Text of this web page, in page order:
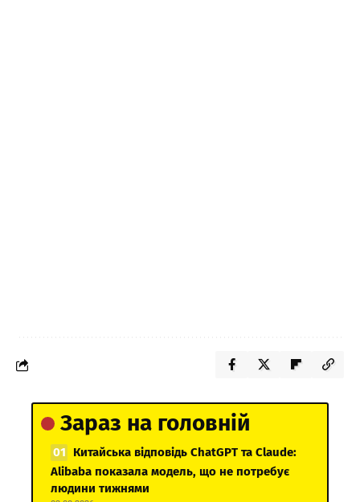
Зараз на головній
Китайська відповідь ChatGPT та Claude:
Alibaba показала модель, що не потребує
людини тижнями